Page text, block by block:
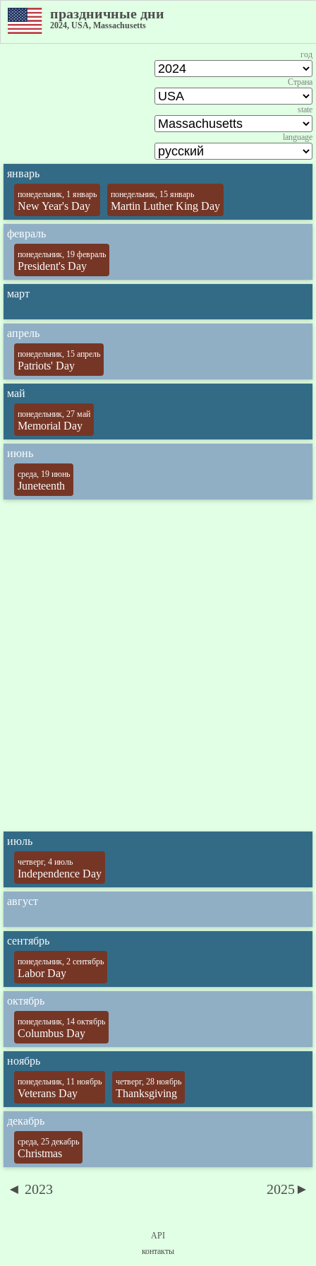
праздничные дни
2024, USA, Massachusetts
год
Страна
state
language
январь
понедельник, 1 январь
New Year's Day
понедельник, 15 январь
Martin Luther King Day
февраль
понедельник, 19 февраль
President's Day
март
апрель
понедельник, 15 апрель
Patriots' Day
май
понедельник, 27 май
Memorial Day
июнь
среда, 19 июнь
Juneteenth
июль
четверг, 4 июль
Independence Day
август
сентябрь
понедельник, 2 сентябрь
Labor Day
октябрь
понедельник, 14 октябрь
Columbus Day
ноябрь
понедельник, 11 ноябрь
Veterans Day
четверг, 28 ноябрь
Thanksgiving
декабрь
среда, 25 декабрь
Christmas
◄ 2023 2025►
API
контакты